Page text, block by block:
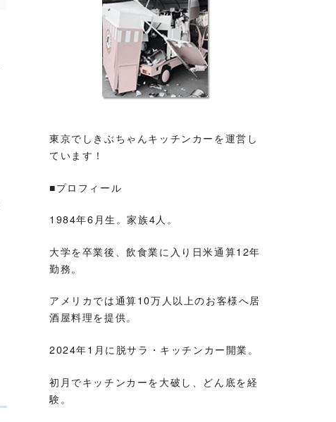
東京でしきぶちゃんキッチンカーを運営し
ています！
■プロフィール
1984年6月生。家族4人。
大学を卒業後、飲食業に入り日米通算12年
勤務。
アメリカでは通算10万人以上のお客様へ居
酒屋料理を提供。
2024年1月に脱サラ・キッチンカー開業。
初月でキッチンカーを大破し、どん底を経
験。